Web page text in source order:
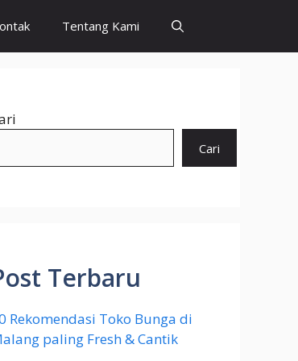
Tentang Kami
Cari
Terbaru
Rekomendasi Toko Bunga di
paling Fresh & Cantik